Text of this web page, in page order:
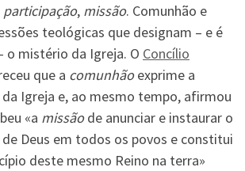
participação, missão. Comunhão e
teológicas que designam – e é
o mistério da Igreja. O Concílio
que a comunhãoexprime a
Igreja e, ao mesmo tempo, afirmou
«a missãode anunciar e instaurar o
Deus em todos os povos e constitui
deste mesmo Reino na terra»